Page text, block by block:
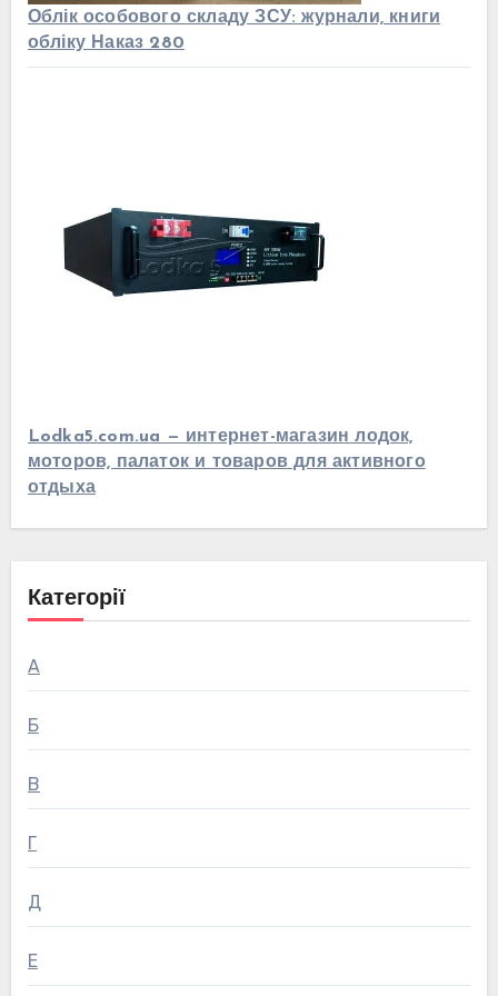
Облік особового складу ЗСУ: журнали, книги
обліку Наказ 280
Lodka5.com.ua — интернет-магазин лодок,
моторов, палаток и товаров для активного
отдыха
Категорії
А
Б
В
Г
Д
Е